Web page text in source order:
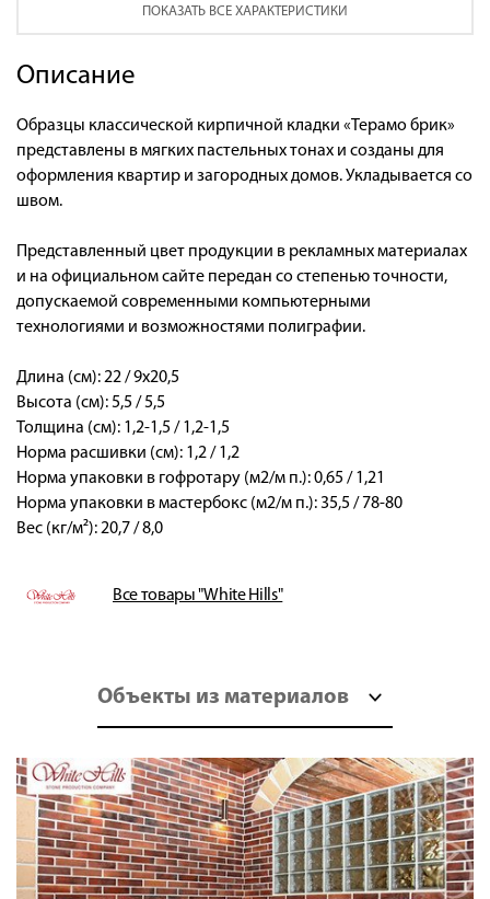
ПОКАЗАТЬ ВСЕ ХАРАКТЕРИСТИКИ
Описание
Образцы классической кирпичной кладки «Терамо брик»
представлены в мягких пастельных тонах и созданы для
оформления квартир и загородных домов. Укладывается со
швом.
Представленный цвет продукции в рекламных материалах
и на официальном сайте передан со степенью точности,
допускаемой современными компьютерными
технологиями и возможностями полиграфии.
Длина (см): 22 / 9х20,5
Высота (см): 5,5 / 5,5
Толщина (см): 1,2-1,5 / 1,2-1,5
Норма расшивки (см): 1,2 / 1,2
Норма упаковки в гофротару (м2/м п.): 0,65 / 1,21
Норма упаковки в мастербокс (м2/м п.): 35,5 / 78-80
Вес (кг/м²): 20,7 / 8,0
Все товары "White Hills"
Объекты из материалов